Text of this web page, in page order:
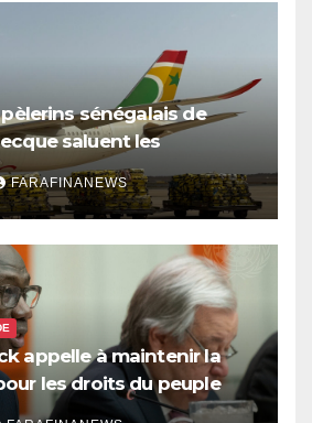
pèlerins sénégalais de
saluent les
Sénégal SA
FARAFINANEWS
appelle à maintenir la
les droits du peuple